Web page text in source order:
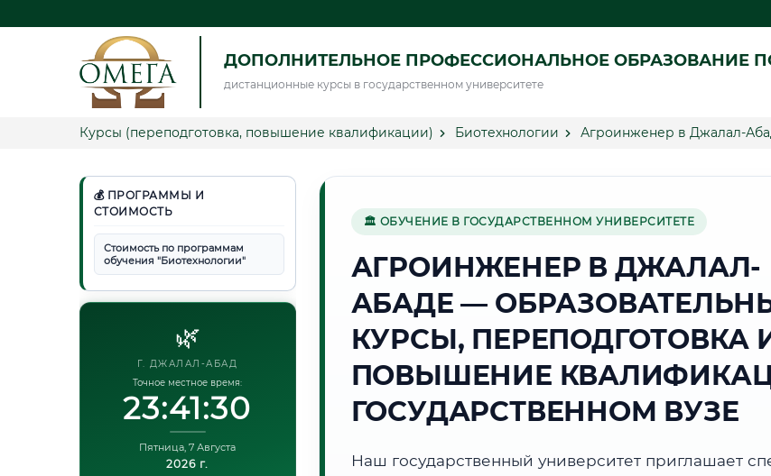
ДОПОЛНИТЕЛЬНОЕ ПРОФЕССИОНАЛЬНОЕ ОБРАЗОВАНИЕ
дистанционные курсы в государственном университете
Курсы (переподготовка, повышение квалификации) Биотехнологии Агроинженер в Джалал-
💰 ПРОГРАММЫ И
СТОИМОСТЬ
Стоимость по программам
обучения "Биотехнологии"
🌿
Г. ДЖАЛАЛ-АБАД
Точное местное время:
23:41:31
Пятница, 7 Августа
2026 г.
🏛 ОБУЧЕНИЕ В ГОСУДАРСТВЕННОМ УНИВЕРСИТЕТЕ
АГРОИНЖЕНЕР В ДЖАЛАЛ-
АБАДЕ —
КУРСЫ, ПЕРЕПОДГОТОВКА
ПОВЫШЕНИЕ
ГОСУДАРСТВЕННОМ ВУЗЕ
Наш государственный университет приглашает